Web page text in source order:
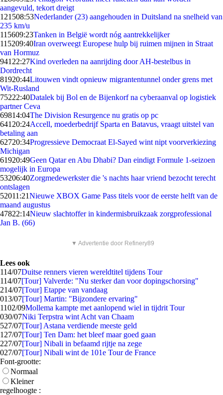
aangevuld, tekort dreigt
121508:53Nederlander (23) aangehouden in Duitsland na snelheid van
235 km/u
115609:23Tanken in België wordt nóg aantrekkelijker
115209:40Iran overweegt Europese hulp bij ruimen mijnen in Straat
van Hormuz
941 22:27Kind overleden na aanrijding door AH-bestelbus in
Dordrecht
81920:44Litouwen vindt opnieuw migrantentunnel onder grens met
Wit-Rusland
75222:40Datalek bij Bol en de Bijenkorf na cyberaanval op logistiek
partner Ceva
69814:04The Division Resurgence nu gratis op pc
641 20:24Accell, moederbedrijf Sparta en Batavus, vraagt uitstel van
betaling aan
62720:34Progressieve Democraat El-Sayed wint nipt voorverkiezing
Michigan
61920:49Geen Qatar en Abu Dhabi? Dan eindigt Formule 1-seizoen
mogelijk in Europa
53206:40Zorgmedewerkster die 's nachts haar vriend bezocht terecht
ontslagen
52011:21Nieuwe XBOX Game Pass titels voor de eerste helft van de
maand augustus
47822:14Nieuw slachtoffer in kindermisbruikzaak zorgprofessional
Jan B. (66)
▼ Advertentie door Refinery89
Lees ook
114/07Duitse renners vieren wereldtitel tijdens Tour
114/07[Tour] Valverde: "Nu sterker dan voor dopingschorsing"
214/07[Tour] Etappe van vandaag
013/07[Tour] Martin: "Bijzondere ervaring"
1102/09Mollema kampte met aanlopend wiel in tijdrit Tour
030/07Niki Terpstra wint Acht van Chaam
527/07[Tour] Astana verdiende meeste geld
1 27/07[Tour] Ten Dam: het bleef maar goed gaan
227/07[Tour] Nibali in befaamd rijtje na zege
027/07[Tour] Nibali wint de 101e Tour de France
Font-grootte:
Normaal
Kleiner
regelhoogte :